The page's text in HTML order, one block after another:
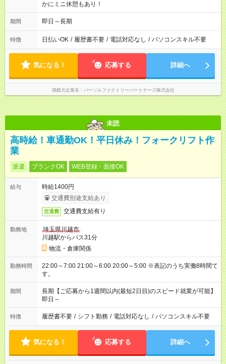
かにミニ休憩もあり！
期間 即日～長期
特徴 日払いOK / 履歴書不要 / 電話対応なし / パソコンスキル不要
気になる！ 応募する 詳細へ
掲載元企業名 パーソルファクトリーパートナーズ株式会社
未読
高時給！車通勤OK！平日休み！フォークリフト作
業
派遣 ブランクOK WEB登録・面接OK
給与
時給1400円
交通費別途支給あり
交通費 交通費支給有り
勤務地
埼玉県川越市
川越駅からバス31分
物流・倉庫関係
勤務時間
22:00～7:00 21:00～6:00 20:00～5:00 ※表記のうち実働8時間で
す。
期間
長期【ご応募から1週間以内(最短2日目)のスピード就業が可能】
即日～
特徴 履歴書不要 / シフト勤務 / 電話対応なし / パソコンスキル不要
気になる！ 応募する 詳細へ